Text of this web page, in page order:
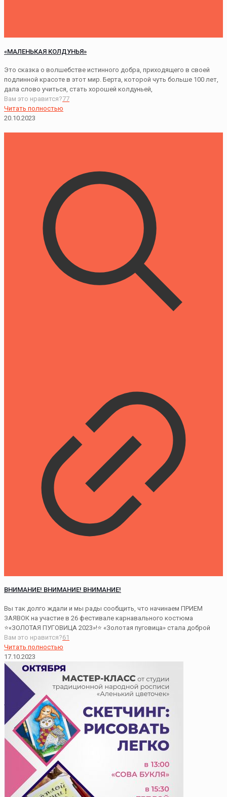
«МАЛЕНЬКАЯ КОЛДУНЬЯ»
Это сказка о волшебстве истинного добра, приходящего в своей
подлинной красоте в этот мир. Берта, которой чуть больше 100 лет,
дала слово учиться, стать хорошей колдуньей,
Вам это нравится?77
Читать полностью
20.10.2023
ВНИМАНИЕ! ВНИМАНИЕ! ВНИМАНИЕ!
Вы так долго ждали и мы рады сообщить, что начинаем ПРИЕМ
ЗАЯВОК на участие в 26 фестивале карнавального костюма
⭐«ЗОЛОТАЯ ПУГОВИЦА 2023»!⭐ «Золотая пуговица» стала доброй
Вам это нравится?61
Читать полностью
17.10.2023